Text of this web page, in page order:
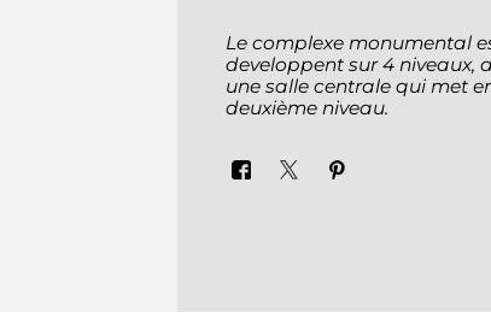
Le complexe monumental
developpent sur 4 niveaux,
une salle centrale qui met
deuxième niveau.